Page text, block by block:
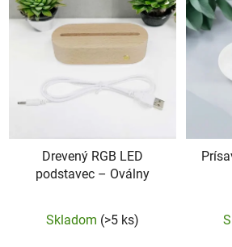
Drevený RGB LED
podstavec – Oválny
Skladom (>5 ks)